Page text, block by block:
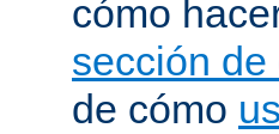
cómo
sección
de cómo